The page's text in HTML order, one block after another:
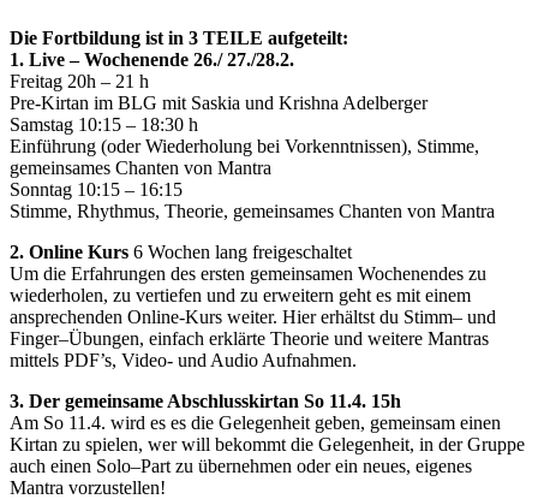
Die Fortbildung ist in 3 TEILE aufgeteilt:
1. Live – Wochenende 26./ 27./28.2.
Freitag 20h – 21 h
Pre-Kirtan im BLG mit Saskia und Krishna Adelberger
Samstag 10:15 – 18:30 h
Einführung (oder Wiederholung bei Vorkenntnissen), Stimme,
gemeinsames Chanten von Mantra
Sonntag 10:15 – 16:15
Stimme, Rhythmus, Theorie, gemeinsames Chanten von Mantra
2. Online Kurs 6 Wochen lang freigeschaltet
Um die Erfahrungen des ersten gemeinsamen Wochenendes zu
wiederholen, zu vertiefen und zu erweitern geht es mit einem
ansprechenden Online-Kurs weiter. Hier erhältst du Stimm– und
Finger–Übungen, einfach erklärte Theorie und weitere Mantras
mittels PDF’s, Video- und Audio Aufnahmen.
3. Der gemeinsame Abschlusskirtan So 11.4. 15h
Am So 11.4. wird es es die Gelegenheit geben, gemeinsam einen
Kirtan zu spielen, wer will bekommt die Gelegenheit, in der Gruppe
auch einen Solo–Part zu übernehmen oder ein neues, eigenes
Mantra vorzustellen!